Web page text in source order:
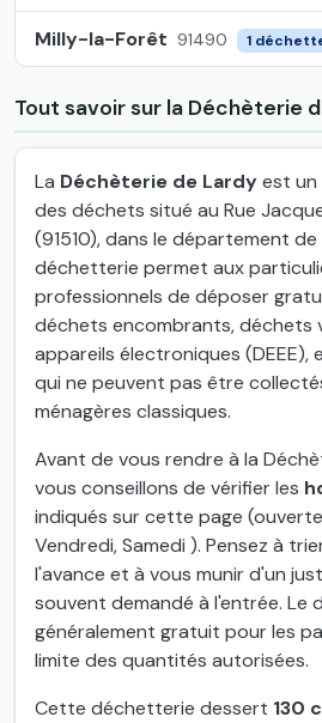
Milly-la-Forêt 91490 1
Tout savoir sur la Déchèterie
La Déchèterie de Lardyest
des déchets situé au Rue
(91510), dans le département
déchetterie permet aux
professionnels de déposer
déchets encombrants, déchets
appareils électroniques
qui ne peuvent pas être
ménagères classiques.
Avant de vous rendre à la
vous conseillons de vérifier les
indiqués sur cette page
Vendredi, Samedi ). Pensez à
l'avance et à vous munir d'un
souvent demandé à l'entrée. Le
généralement gratuit pour les
limite des quantités autorisées.
Cette déchetterie dessert 130